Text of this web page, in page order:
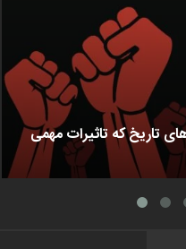
تاریخ که تاثیرات مهمی